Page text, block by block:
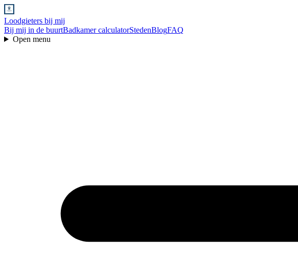
Loodgieters bij mij
Bij mij in de buurtBadkamer calculatorStedenBlogFAQ
Open menu